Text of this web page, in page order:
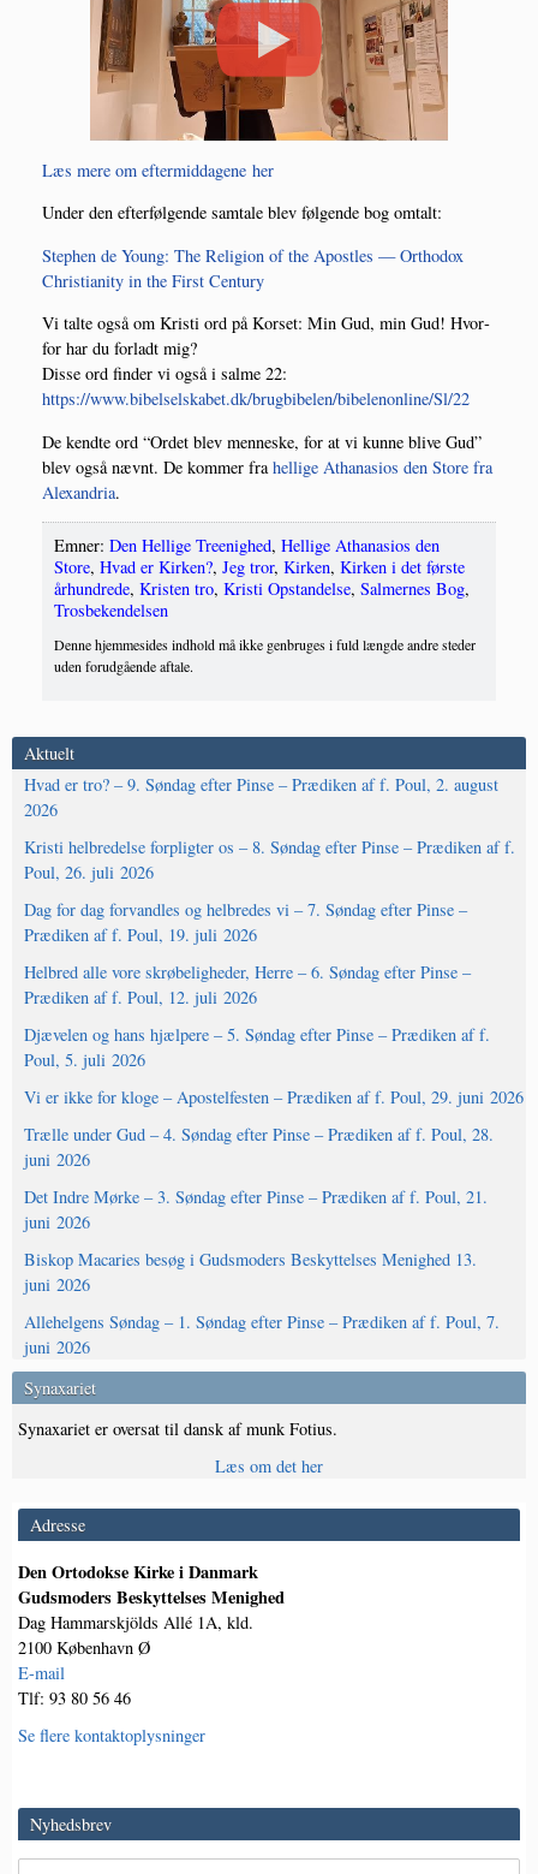
Læs mere om efter­mid­da­ge­ne her
Under den efter­føl­gen­de sam­ta­le blev føl­gen­de bog omtalt:
Step­hen de Young: The Reli­gion of the Apost­les — Ortho­dox
Chri­sti­a­ni­ty in the First Century
Vi tal­te også om Kri­sti ord på Kor­set: Min Gud, min Gud! Hvor­
for har du for­ladt mig?
Dis­se ord fin­der vi også i sal­me 22:
https://www.bibelselskabet.dk/brugbibelen/bibelenonline/Sl/22
De kend­te ord “Ordet blev men­ne­ske, for at vi kun­ne bli­ve Gud”
blev også nævnt. De kom­mer fra hel­li­ge Atha­na­sios den Sto­re fra
Ale­xan­dria.
Emner: Den Hellige Treenighed, Hellige Athanasios den
Store, Hvad er Kirken?, Jeg tror, Kirken, Kirken i det første
århundrede, Kristen tro, Kristi Opstandelse, Salmernes Bog,
Trosbekendelsen
Denne hjemmesides indhold må ikke genbruges i fuld længde andre steder
uden forudgående aftale.
Aktuelt
Hvad er tro? – 9. Søndag efter Pinse – Prædiken af f. Poul, 2. august
2026
Kristi helbredelse forpligter os – 8. Søndag efter Pinse – Prædiken af f.
Poul, 26. juli 2026
Dag for dag forvandles og helbredes vi – 7. Søndag efter Pinse –
Prædiken af f. Poul, 19. juli 2026
Helbred alle vore skrøbeligheder, Herre – 6. Søndag efter Pinse –
Prædiken af f. Poul, 12. juli 2026
Djævelen og hans hjælpere – 5. Søndag efter Pinse – Prædiken af f.
Poul, 5. juli 2026
Vi er ikke for kloge – Apostelfesten – Prædiken af f. Poul, 29. juni 2026
Trælle under Gud – 4. Søndag efter Pinse – Prædiken af f. Poul, 28.
juni 2026
Det Indre Mørke – 3. Søndag efter Pinse – Prædiken af f. Poul, 21.
juni 2026
Biskop Macaries besøg i Gudsmoders Beskyttelses Menighed 13.
juni 2026
Allehelgens Søndag – 1. Søndag efter Pinse – Prædiken af f. Poul, 7.
juni 2026
Synaxariet
Synaxariet er oversat til dansk af munk Fotius.
Læs om det her
Adresse
Den Ortodokse Kirke i Danmark
Gudsmoders Beskyttelses Menighed
Dag Hammarskjölds Allé 1A, kld.
2100 København Ø
E-mail
Tlf: 93 80 56 46
Se flere kontaktoplysninger
Nyhedsbrev